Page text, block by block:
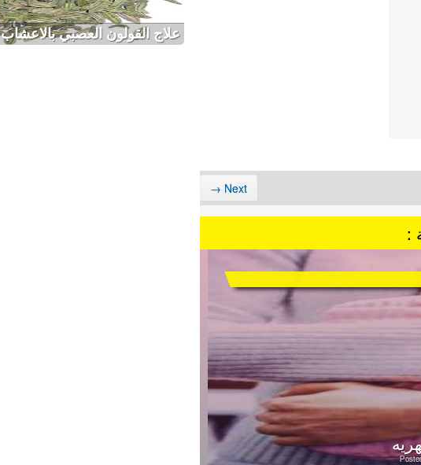
Next →
:
علاج القولون العصبي بالاعشاب